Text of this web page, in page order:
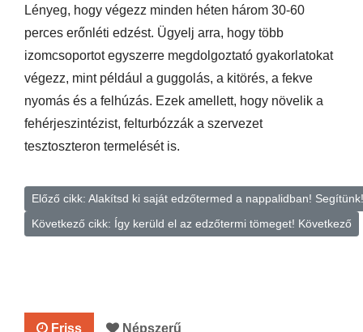
Lényeg, hogy végezz minden héten három 30-60
perces erőnléti edzést. Ügyelj arra, hogy több
izomcsoportot egyszerre megdolgoztató gyakorlatokat
végezz, mint például a guggolás, a kitörés, a fekve
nyomás és a felhúzás. Ezek amellett, hogy növelik a
fehérjeszintézist, felturbózzák a szervezet
tesztoszteron termelését is.
Előző cikk: Alakítsd ki saját edzőtermed a nappalidban!
Következő cikk: Így kerüld el az edzőtermi tömeget! Következő
Friss Népszerű